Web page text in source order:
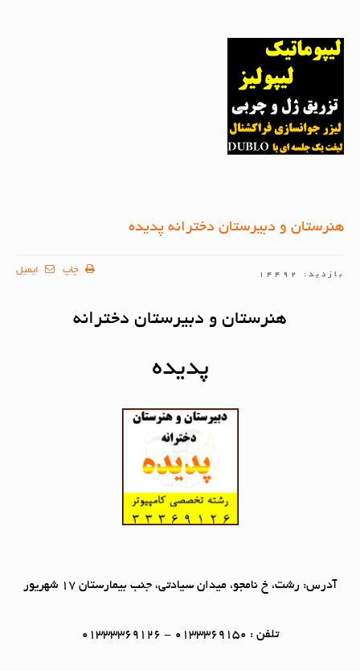
هنرستان و دبیرستان دخترانه پدیده
ایمیل چاپ بازدید: 14492
هنرستان و دبیرستان دخترانه
پدیده
آدرس: رشت، خ نامجو، میدان سیادتی، جنب بیمارستان 17 شهریور
تلفن : 0133369150 - 01333369126